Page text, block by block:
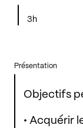
3h
Présentation
Objectifs
• Acquérir